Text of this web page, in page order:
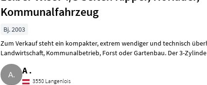
Kommunalfahrzeug
Bj. 2003
Zum Verkauf steht ein kompakter, extrem wendiger und technisch überholter Allrounder, ideal für
Landwirtschaft, Kommunalbetrieb, Forst oder Gartenbau. Der 3-Zylinde
A .
3550 Langenlois